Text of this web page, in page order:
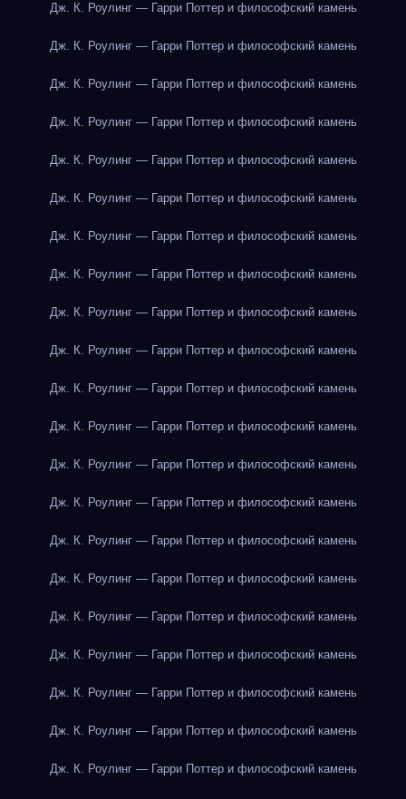
Дж. К. Роулинг — Гарри Поттер и философский камень
Дж. К. Роулинг — Гарри Поттер и философский камень
Дж. К. Роулинг — Гарри Поттер и философский камень
Дж. К. Роулинг — Гарри Поттер и философский камень
Дж. К. Роулинг — Гарри Поттер и философский камень
Дж. К. Роулинг — Гарри Поттер и философский камень
Дж. К. Роулинг — Гарри Поттер и философский камень
Дж. К. Роулинг — Гарри Поттер и философский камень
Дж. К. Роулинг — Гарри Поттер и философский камень
Дж. К. Роулинг — Гарри Поттер и философский камень
Дж. К. Роулинг — Гарри Поттер и философский камень
Дж. К. Роулинг — Гарри Поттер и философский камень
Дж. К. Роулинг — Гарри Поттер и философский камень
Дж. К. Роулинг — Гарри Поттер и философский камень
Дж. К. Роулинг — Гарри Поттер и философский камень
Дж. К. Роулинг — Гарри Поттер и философский камень
Дж. К. Роулинг — Гарри Поттер и философский камень
Дж. К. Роулинг — Гарри Поттер и философский камень
Дж. К. Роулинг — Гарри Поттер и философский камень
Дж. К. Роулинг — Гарри Поттер и философский камень
Дж. К. Роулинг — Гарри Поттер и философский камень